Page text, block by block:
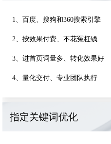
1、百度、搜狗和360搜索引擎
2、按效果付费、不花冤枉钱
3、进首页词量多、转化效果好
4、量化交付、专业团队执行
指定关键词优化